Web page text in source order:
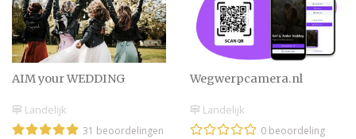
AIM your WEDDING
Landelijk
31 beoordelingen
Wegwerpcamera.nl
Landelijk
0 beoordeling